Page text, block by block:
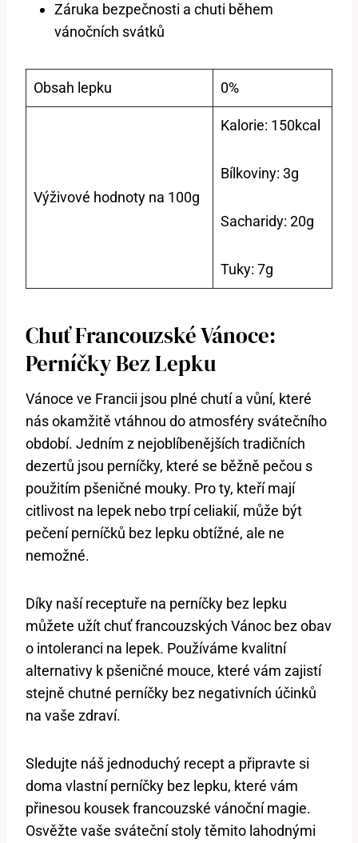
Záruka bezpečnosti a chuti během
vánočních svátků
Obsah lepku 0%
Výživové hodnoty na 100g
Kalorie: 150kcal
Bílkoviny: 3g
Sacharidy: 20g
Tuky: 7g
Chuť Francouzské Vánoce:
Perníčky Bez Lepku
Vánoce ve Francii jsou plné chutí a vůní, které
nás okamžitě vtáhnou do atmosféry svátečního
období. Jedním z nejoblíbenějších tradičních
dezertů jsou perníčky, které se běžně pečou s
použitím pšeničné mouky. Pro ty, kteří mají
citlivost na lepek nebo trpí celiakií, může být
pečení perníčků bez lepku obtížné, ale ne
nemožné.
Díky naší receptuře na perníčky bez lepku
můžete užít chuť francouzských Vánoc bez obav
o intoleranci na lepek. Používáme kvalitní
alternativy k pšeničné mouce, které vám zajistí
stejně chutné perníčky bez negativních účinků
na vaše zdraví.
Sledujte náš jednoduchý recept a připravte si
doma vlastní perníčky bez lepku, které vám
přinesou kousek francouzské vánoční magie.
Osvěžte vaše sváteční stoly těmito lahodnými